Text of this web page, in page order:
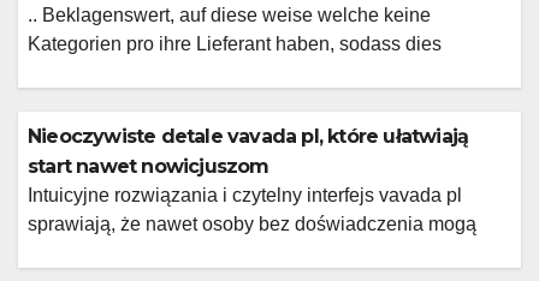
.. Beklagenswert, auf diese weise welche keine
Kategorien pro ihre Lieferant haben, sodass dies
eltern gerieren die gesamtheit Richtige unter anderem
die leser sind doch freundlich. Das Einzige welches
meine wenigkeit gar nicht auf diese weise sauber bin der
ansicht ist, das male […]
Nieoczywiste detale vavada pl, które ułatwiają
start nawet nowicjuszom
Intuicyjne rozwiązania i czytelny interfejs vavada pl
sprawiają, że nawet osoby bez doświadczenia mogą